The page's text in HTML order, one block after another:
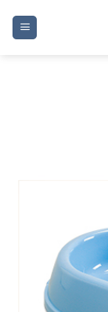
content